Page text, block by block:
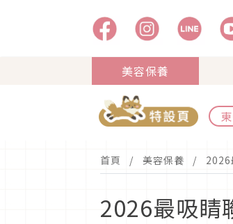
美容保養
首頁 美容保養
2026最吸睛